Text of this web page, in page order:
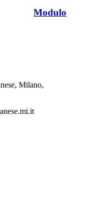
Modulo
Milano,